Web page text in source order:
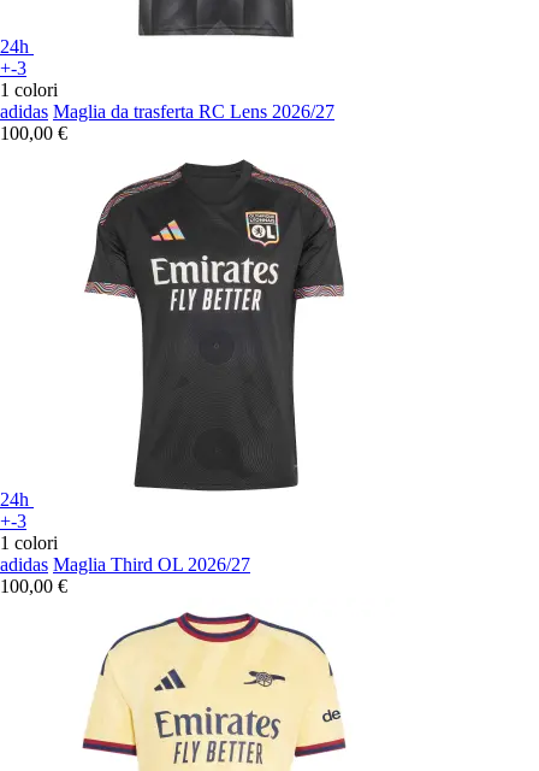
24h
+-3
1 colori
adidas Maglia da trasferta RC Lens 2026/27
100,00 €
24h
+-3
1 colori
adidas Maglia Third OL 2026/27
100,00 €